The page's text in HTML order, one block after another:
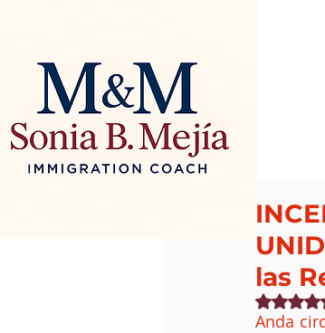
las
Anda